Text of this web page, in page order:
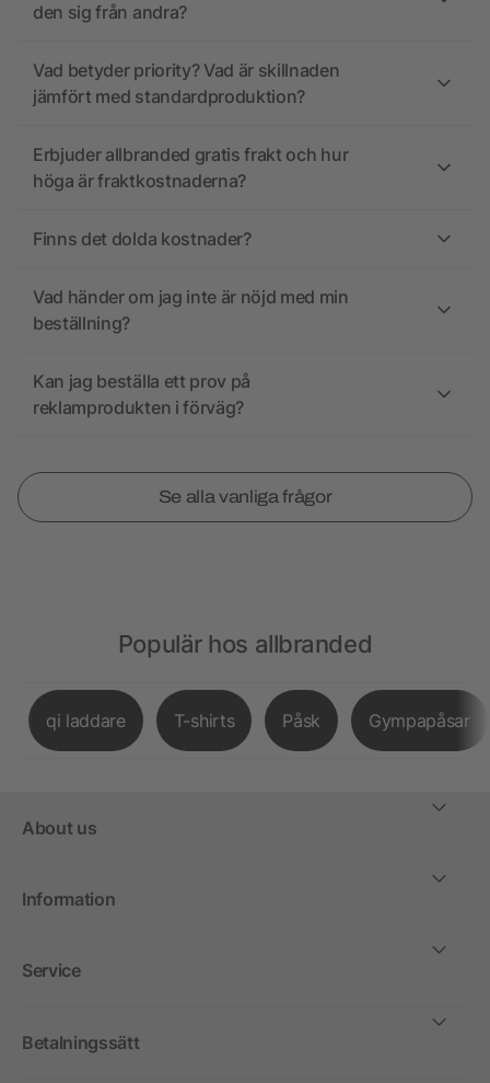
den sig från andra?
Vad betyder priority? Vad är skillnaden
jämfört med standardproduktion?
Erbjuder allbranded gratis frakt och hur
höga är fraktkostnaderna?
Finns det dolda kostnader?
Vad händer om jag inte är nöjd med min
beställning?
Kan jag beställa ett prov på
reklamprodukten i förväg?
Se alla vanliga frågor
Populär hos allbranded
qi laddare T-shirts Påsk Gympapåsar
About us
Information
Service
Betalningssätt